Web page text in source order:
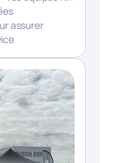
assurer